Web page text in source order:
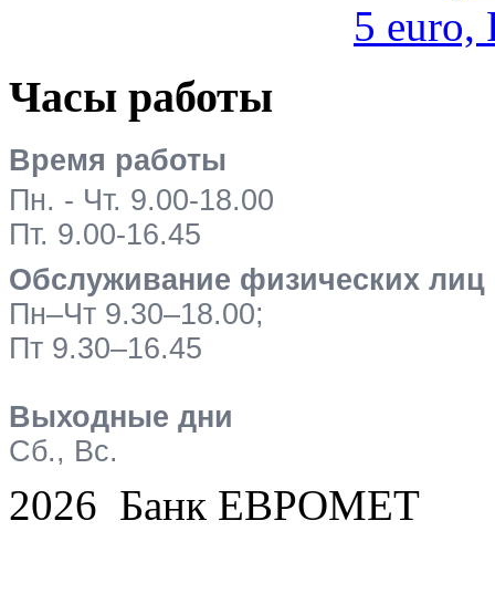
5 euro,
Часы работы
Время работы
Пн. - Чт. 9.00-18.00
Пт. 9.00-16.45
Обслуживание физических лиц
Пн–Чт 9.30–18.00;
Пт 9.30–16.45
Выходные дни
Сб., Вс.
2026 Банк ЕВРОМЕТ